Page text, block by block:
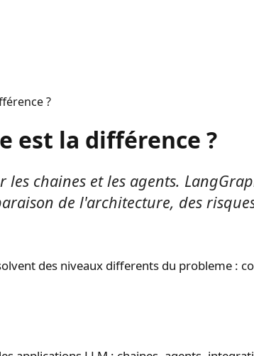
?
est la différence ?
chaines et les agents.
de l'architecture, des
des niveaux differents du probleme :